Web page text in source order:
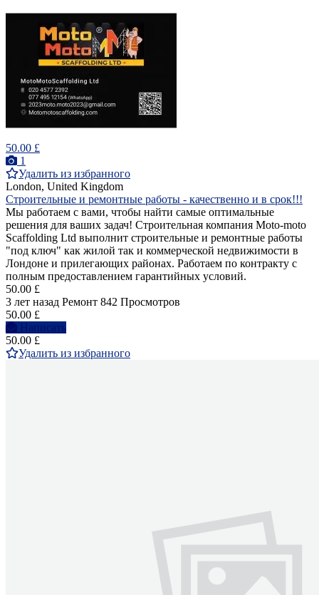
50.00 £
1
Удалить из избранного
London, United Kingdom
Строительные и ремонтные работы - качественно и в срок!!!
Мы работаем с вами, чтобы найти самые оптимальные
решения для ваших задач! Строительная компания Moto-moto
Scaffolding Ltd выполнит строительные и ремонтные работы
"под ключ" как жилой так и коммерческой недвижимости в
Лондоне и прилегающих районах. Работаем по контракту с
полным предоставлением гарантийных условий.
50.00 £
3 лет назад Ремонт 842 Просмотров
50.00 £
Написать
50.00 £
Удалить из избранного